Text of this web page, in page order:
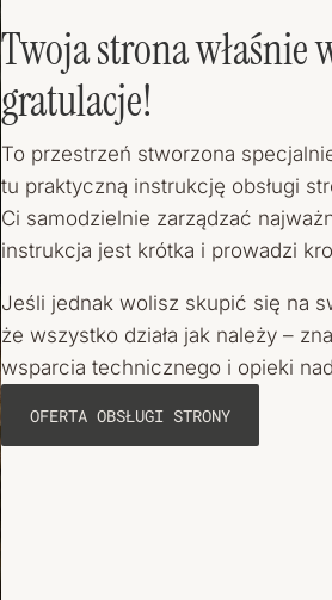
Twoja strona właśnie
gratulacje!
To przestrzeń stworzona
tu praktyczną instrukcję obsługi
Ci samodzielnie zarządzać
instrukcja jest krótka i prowadzi
Jeśli jednak wolisz skupić się na
że wszystko działa jak należy –
wsparcia technicznego i opieki
OFERTA OBSŁUGI STRONY